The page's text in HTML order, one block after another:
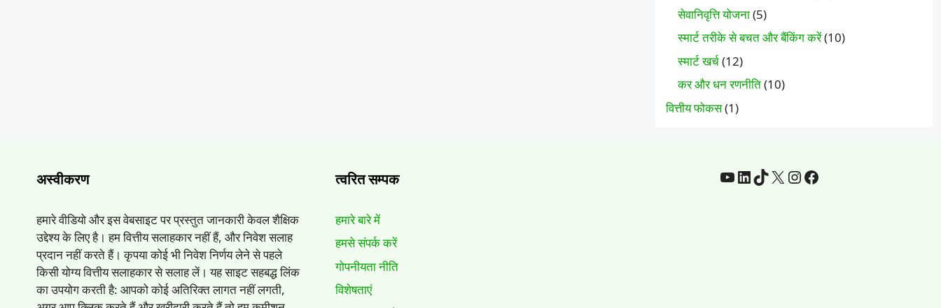
सेवानिवृत्ति योजना(5)
स्मार्ट तरीके से बचत और बैंकिंग करें(10)
स्मार्ट खर्च(12)
कर और धन रणनीति(10)
वित्तीय फोकस(1)
अस्वीकरण
हमारे वीडियो और इस वेबसाइट पर प्रस्तुत जानकारी केवल शैक्षिक
उद्देश्य के लिए है। हम वित्तीय सलाहकार नहीं हैं, और निवेश सलाह
प्रदान नहीं करते हैं। कृपया कोई भी निवेश निर्णय लेने से पहले
किसी योग्य वित्तीय सलाहकार से सलाह लें। यह साइट सहबद्ध लिंक
का उपयोग करती है: आपको कोई अतिरिक्त लागत नहीं लगती,
त्वरित सम्पक
हमारे बारे में
हमसे संपर्क करें
गोपनीयता नीति
विशेषताएं
यूट्यूबLinkedin
टिकटॉक
एक्सInstagram
फेसबुक